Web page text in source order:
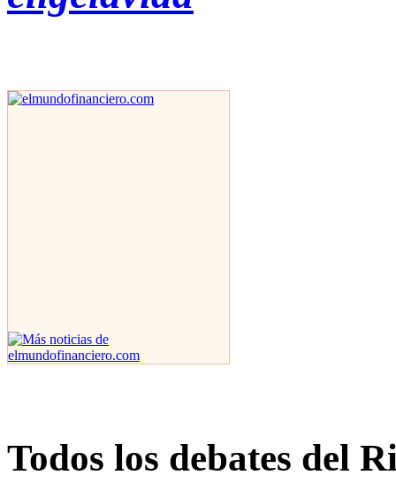
Todos los debates del